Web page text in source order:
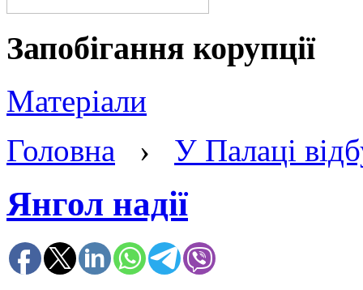
Запобігання корупції
Матеріали
Головна › У Палаці
Янгол надії